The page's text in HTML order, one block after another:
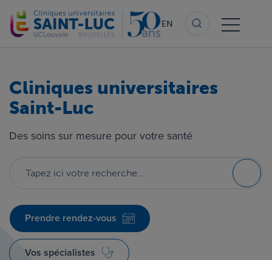
main
EN
Cliniques universitaires
Saint-Luc
Des soins sur mesure pour votre santé
Prendre rendez-vous
Vos spécialistes
Cliniques universitaires
Saint-Luc
Des soins sur mesure pour votre santé
Prendre rendez-vous
Vos spécialistes